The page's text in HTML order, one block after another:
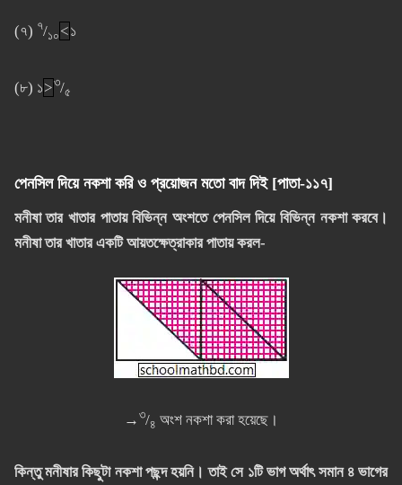
(৭) ৭/১০<১
(৮) ১>৩/৫
পেনসিল দিয়ে নকশা করি ও প্রয়োজন মতো বাদ দিই [পাতা-১১৭]
মনীষা তার খাতার পাতায় বিভিন্ন অংশতে পেনসিল দিয়ে বিভিন্ন নকশা করবে।
মনীষা তার খাতার একটি আয়তক্ষেত্রাকার পাতায় করল-
→৩/৪ অংশ নকশা করা হয়েছে।
কিন্তু মনীষার কিছুটা নকশা পছন্দ হয়নি। তাই সে ১টি ভাগ অর্থাৎ সমান ৪ ভাগের